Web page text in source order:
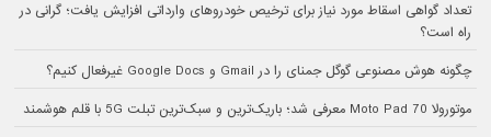
تعداد گواهی اسقاط مورد نیاز برای ترخیص خودروهای وارداتی افزایش یافت؛ گرانی در
راه است؟
چگونه هوش مصنوعی گوگل جمنای را در Gmail و Google Docs غیرفعال کنیم؟
موتورولا Moto Pad 70 معرفی شد؛ باریک‌ترین و سبک‌ترین تبلت 5G با قلم هوشمند